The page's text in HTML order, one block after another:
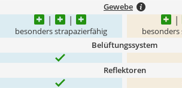
Gewebe
besonders strapazierfähig
Belüftungssystem
Reflektoren